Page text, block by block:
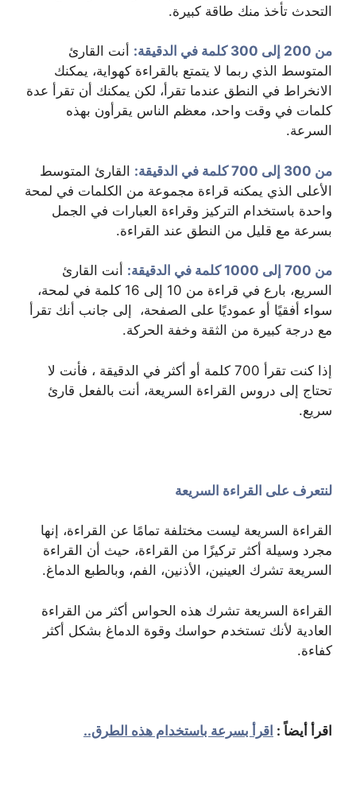
التحدث تأخذ منك طاقة كبيرة.
من 200 إلى 300 كلمة في الدقيقة:
أنت القارئ
المتوسط الذي ربما لا يتمتع بالقراءة كهواية، يمكنك
الانخراط في النطق عندما تقرأ، لكن يمكنك أن تقرأ عدة
كلمات في وقت واحد، معظم الناس يقرأون بهذه
السرعة.
من 300 إلى 700 كلمة في الدقيقة:
القارئ المتوسط
الأعلى الذي يمكنه قراءة مجموعة من الكلمات في لمحة
واحدة باستخدام التركيز وقراءة العبارات في الجمل
بسرعة مع قليل من النطق عند القراءة.
من 700 إلى 1000 كلمة في الدقيقة:
أنت القارئ
السريع، بارع في قراءة من 10 إلى 16 كلمة في لمحة،
سواء أفقيًا أو عموديًا على الصفحة، إلى جانب أنك تقرأ
مع درجة كبيرة من الثقة وخفة الحركة.
إذا كنت تقرأ 700 كلمة أو أكثر في الدقيقة ، فأنت لا
تحتاج إلى دروس القراءة السريعة، أنت بالفعل قارئ
سريع.
لنتعرف على القراءة السريعة
القراءة السريعة ليست مختلفة تمامًا عن القراءة، إنها
مجرد وسيلة أكثر تركيزًا من القراءة، حيث أن القراءة
السريعة تشرك العينين، الأذنين، الفم، وبالطبع الدماغ.
القراءة السريعة تشرك هذه الحواس أكثر من القراءة
العادية لأنك تستخدم حواسك وقوة الدماغ بشكل أكثر
كفاءة.
اقرأ أيضاً : اقرأ بسرعة باستخدام هذه الطرق..